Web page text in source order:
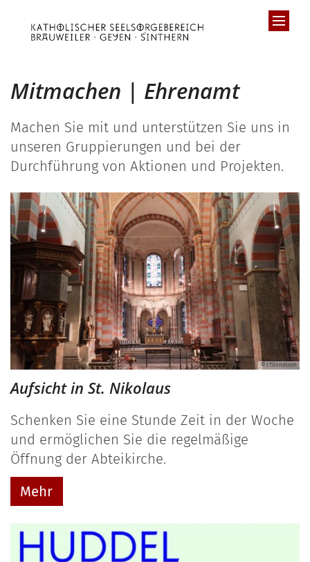
Mitmachen | Ehrenamt
Machen Sie mit und unterstützen Sie uns in
unseren Gruppierungen und bei der
Durchführung von Aktionen und Projekten.
© I.Tönnessen
Aufsicht in St. Nikolaus
Schenken Sie eine Stunde Zeit in der Woche
und ermöglichen Sie die regelmäßige
Öffnung der Abteikirche.
Mehr